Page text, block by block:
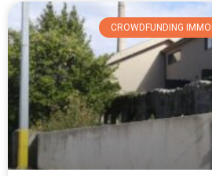
CROWDFUNDING